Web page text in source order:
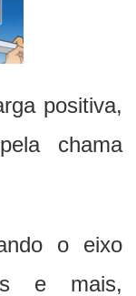
positiva,
chama
o eixo
e mais,